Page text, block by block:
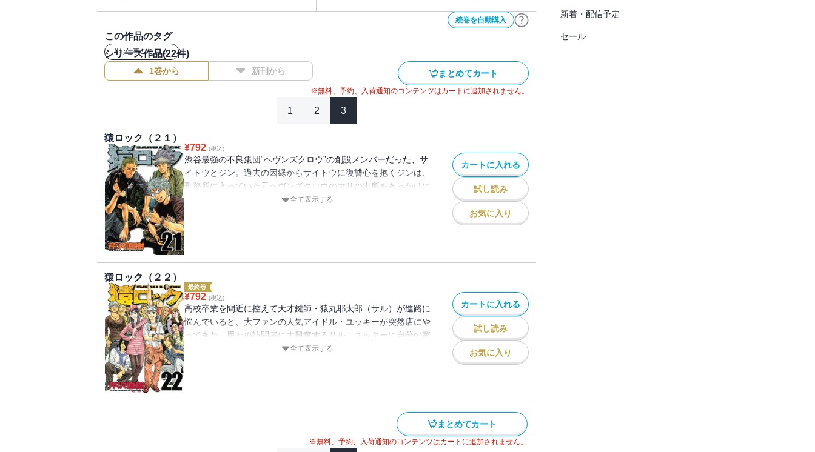
続巻を自動購入
この作品のタグ
#お仕事コミック
シリーズ作品(22件)
1巻から 新刊から まとめてカート
※無料、予約、入荷通知のコンテンツはカートに追加されません。
1 2 3
猿ロック（２１）
¥792 (税込)
渋谷最強の不良集団“ヘヴンズクロウ”の創設メンバーだった、サ
イトウとジン。過去の因縁からサイトウに復讐心を抱くジンは、
刑務所に入っていた元ヘヴンズクロウのマサの出所をきっかけに
復讐を始めた。非情な怒りにまかせ、サイトウの大事なものを爆
全て表示する
カートに入れる
試し読み
お気に入り
猿ロック（２２）
最終巻
¥792 (税込)
高校卒業を間近に控えて天才鍵師・猿丸耶太郎（サル）が進路に
悩んでいると、大ファンの人気アイドル・ユッキーが突然店にや
ってきた。思わぬ訪問者に大興奮するサル。ユッキーに自分の家
に来るようせっつかれ、理由もわからぬままサルは、浮かれた気
全て表示する
カートに入れる
試し読み
お気に入り
まとめてカート
※無料、予約、入荷通知のコンテンツはカートに追加されません。
新着・配信予定
セール